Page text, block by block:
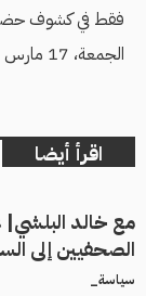
فقط في كشوف حضور
الجمعة، 17 مارس الجاري ويشترط لاكتمالها حضور 25% من الأعضاء.
اقرأ أيضا
مع خالد
الصحفيين إلى
سياسة_